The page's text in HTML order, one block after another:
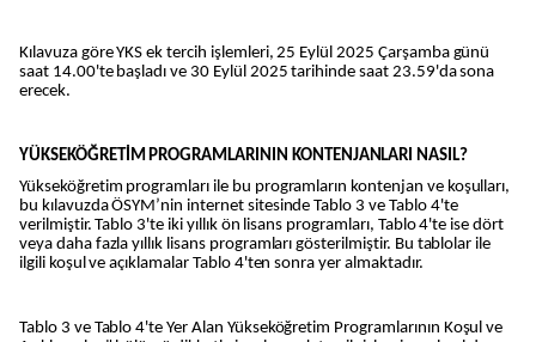
Kılavuza göre YKS ek tercih işlemleri, 25 Eylül 2025 Çarşamba günü
saat 14.00'te başladı ve 30 Eylül 2025 tarihinde saat 23.59'da sona
erecek.
YÜKSEKÖĞRETİM PROGRAMLARININ KONTENJANLARI NASIL?
Yükseköğretim programları ile bu programların kontenjan ve koşulları,
bu kılavuzda ÖSYM’nin internet sitesinde Tablo 3 ve Tablo 4'te
verilmiştir. Tablo 3'te iki yıllık ön lisans programları, Tablo 4'te ise dört
veya daha fazla yıllık lisans programları gösterilmiştir. Bu tablolar ile
ilgili koşul ve açıklamalar Tablo 4'ten sonra yer almaktadır.
Tablo 3 ve Tablo 4'te Yer Alan Yükseköğretim Programlarının Koşul ve